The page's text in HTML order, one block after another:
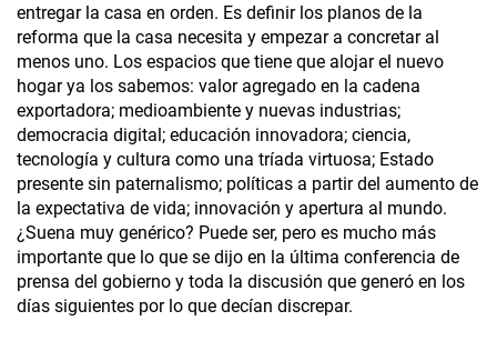
entregar la casa en orden. Es definir los planos de la
reforma que la casa necesita y empezar a concretar al
menos uno. Los espacios que tiene que alojar el nuevo
hogar ya los sabemos: valor agregado en la cadena
exportadora; medioambiente y nuevas industrias;
democracia digital; educación innovadora; ciencia,
tecnología y cultura como una tríada virtuosa; Estado
presente sin paternalismo; políticas a partir del aumento de
la expectativa de vida; innovación y apertura al mundo.
¿Suena muy genérico? Puede ser, pero es mucho más
importante que lo que se dijo en la última conferencia de
prensa del gobierno y toda la discusión que generó en los
días siguientes por lo que decían discrepar.